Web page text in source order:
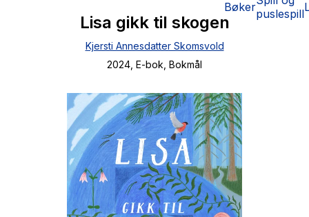
Bøkerpuslespill
Fury Bound - Sable Sorensen
Yesteryear
Elizabeth Strout
Hypopressiv trening
The Housemaid
Lisa gikk til skogen
Kjersti Annesdatter Skomsvold
2024 , E-bok , Bokmål